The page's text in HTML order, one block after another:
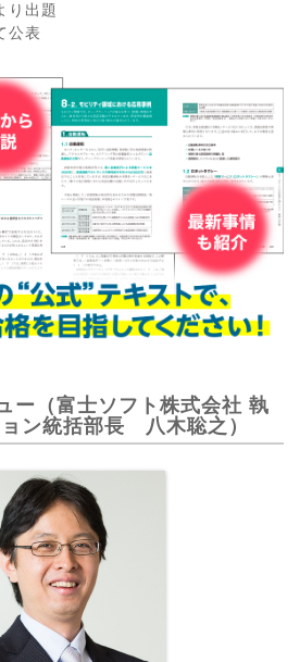
り出題
公表
ー（富士ソフト株式会社 執
ン統括部長 八木聡之）